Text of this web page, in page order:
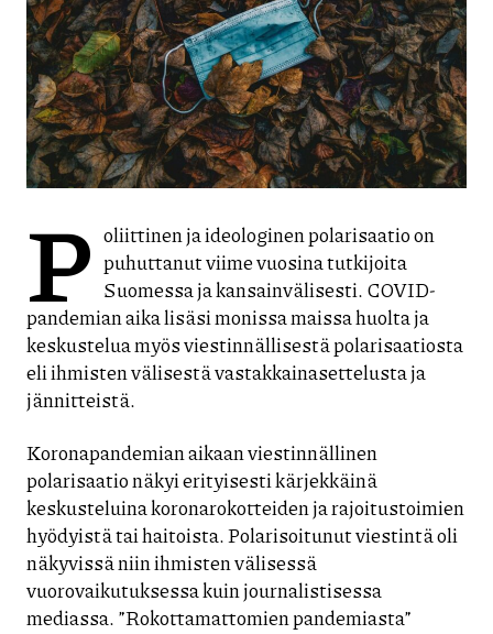
P oliittinen ja ideologinen polarisaatio on
puhuttanut viime vuosina tutkijoita
Suomessa ja kansainvälisesti. COVID-
pandemian aika lisäsi monissa maissa huolta ja
keskustelua myös viestinnällisestä polarisaatiosta
eli ihmisten välisestä vastakkainasettelusta ja
jännitteistä.
Koronapandemian aikaan viestinnällinen
polarisaatio näkyi erityisesti kärjekkäinä
keskusteluina koronarokotteiden ja rajoitustoimien
hyödyistä tai haitoista. Polarisoitunut viestintä oli
näkyvissä niin ihmisten välisessä
vuorovaikutuksessa kuin journalistisessa
mediassa. ”Rokottamattomien pandemiasta”